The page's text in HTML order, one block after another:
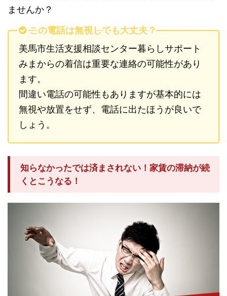
ませんか？
この電話は無視しても大丈夫？
美馬市生活支援相談センター暮らしサポート
みまからの着信は重要な連絡の可能性があり
ます。
間違い電話の可能性もありますが基本的には
無視や放置をせず、電話に出たほうが良いで
しょう。
知らなかったでは済まされない！家賃の滞納が続
くとこうなる！